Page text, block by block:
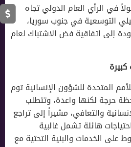
في الرأي العام الدولي تجاه
التوسعية في جنوب سوريا،
إلى اتفاقية فض الاشتباك لعام
المتحدة للشؤون الإنسانية توم
حرجة لكنها واعدة، وتتطلب
والتعافي، مشيراً إلى تراجع
هائلة تشمل غالبية
على الخدمات والبنية التحتية مع